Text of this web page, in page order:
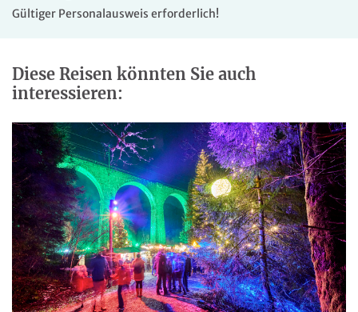
Gültiger Personalausweis erforderlich!
Diese Reisen könnten Sie auch
interessieren: